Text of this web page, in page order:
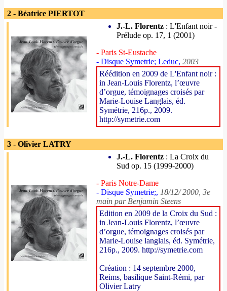
2 - Béatrice PIERTOT
J.-L. Florentz : L'Enfant noir -
Prélude op. 17, 1 (2001)
- Paris St-Eustache
- Disque Symetrie; Leduc, 2003
Réédition en 2009 de L'Enfant noir :
in Jean-Louis Florentz, l’œuvre
d’orgue, témoignages croisés par
Marie-Louise Langlais, éd.
Symétrie, 216p., 2009.
http://symetrie.com
3 - Olivier LATRY
J.-L. Florentz : La Croix du
Sud op. 15 (1999-2000)
- Paris Notre-Dame
- Disque Symetrie;, 18/12/ 2000, 3e
main par Benjamin Steens
Edition en 2009 de la Croix du Sud :
in Jean-Louis Florentz, l’œuvre
d’orgue, témoignages croisés par
Marie-Louise langlais, éd. Symétrie,
216p., 2009. http://symetrie.com
Création : 14 septembre 2000,
Reims, basilique Saint-Rémi, par
Olivier Latry